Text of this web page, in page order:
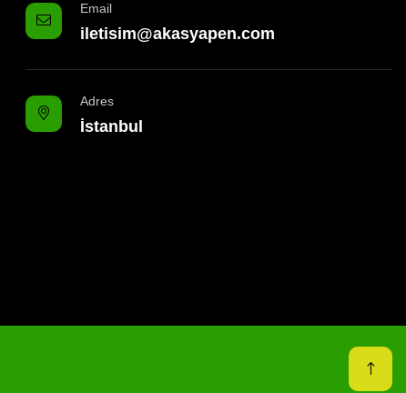
Email
iletisim@akasyapen.com
Adres
İstanbul